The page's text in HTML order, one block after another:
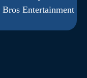
Entertainment